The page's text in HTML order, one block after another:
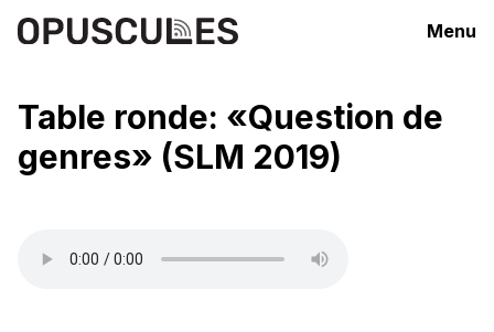
Menu
Table ronde: «Question de
genres» (SLM 2019)